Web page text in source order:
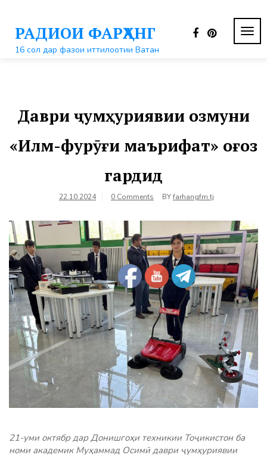
контентуРАДИОИ ФАРҲАНГ
16 сол дар фазои иттилоотии Ватан
Даври ҷумҳуриявии озмуни
«Илм-фурӯғи маърифат» оғоз
гардид
22.10.2024 0 Comments BYfarhangfm.tj
21-уми октябр дар Донишгоҳи техникии Тоҷикистон ба
номи академик Муҳаммад Осимӣ даври ҷумҳуриявии